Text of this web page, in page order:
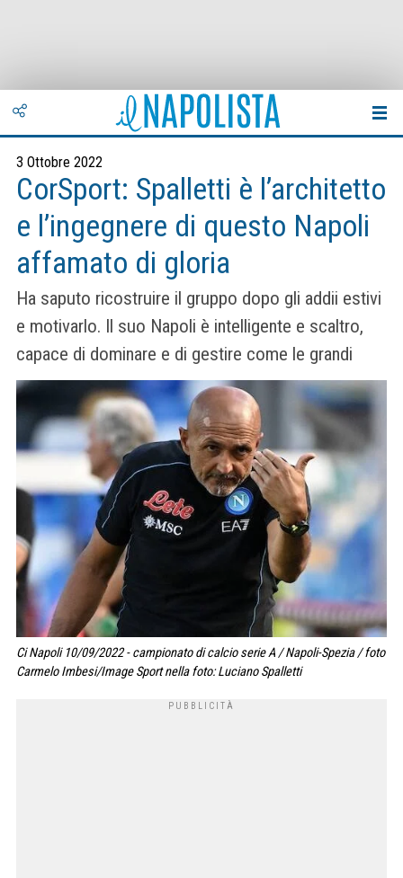
3 Ottobre 2022
CorSport: Spalletti è l’architetto
e l’ingegnere di questo Napoli
affamato di gloria
Ha saputo ricostruire il gruppo dopo gli addii estivi
e motivarlo. Il suo Napoli è intelligente e scaltro,
capace di dominare e di gestire come le grandi
Ci Napoli 10/09/2022 - campionato di calcio serie A / Napoli-Spezia / foto
Carmelo Imbesi/Image Sport nella foto: Luciano Spalletti